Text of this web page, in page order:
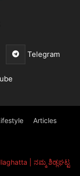
Telegram
Articles
| ನಮ್ಮ ಶಿಡ್ಲಘಟ್ಟ